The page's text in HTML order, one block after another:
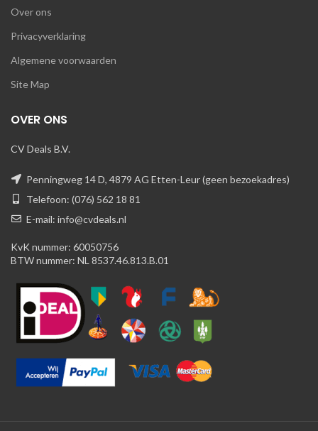
Over ons
Privacyverklaring
Algemene voorwaarden
Site Map
OVER ONS
CV Deals B.V.
Penningweg 14 D, 4879 AG Etten-Leur (geen bezoekadres)
Telefoon: (076) 562 18 81
E-mail: info@cvdeals.nl
KvK nummer: 60050756
BTW nummer: NL 8537.46.813.B.01